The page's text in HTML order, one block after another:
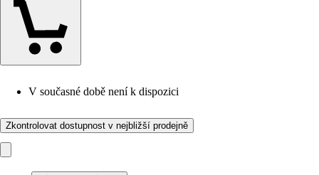
V současné době není k dispozici
Zkontrolovat dostupnost v nejbližší prodejně